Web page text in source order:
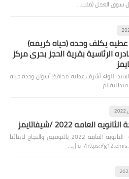
عطيه يكلف وحده (حياه كريمه)
الرئاسية بقرية الحجز بحرى مركز
اللواء أشرف عطيه محافظ أسوان وحده حياه
لم…
العامه 2022 /شيفاتايمز
ل معرفة نتيجة الثانويه العامه 2022 بالتوفيق والنجاح لابنائنا